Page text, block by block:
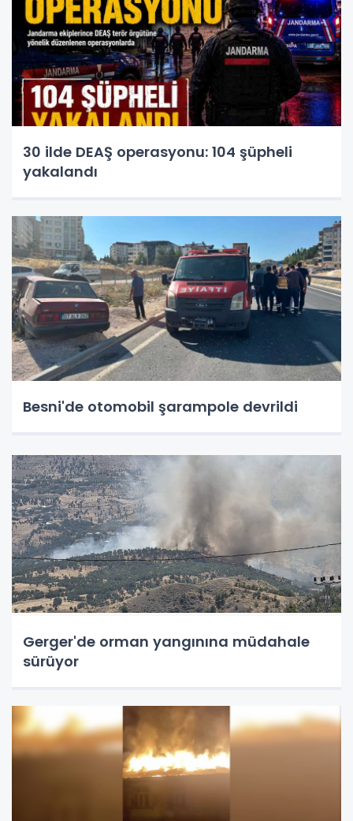
30 ilde DEAŞ operasyonu: 104 şüpheli
yakalandı
Besni'de otomobil şarampole devrildi
Gerger'de orman yangınına müdahale
sürüyor